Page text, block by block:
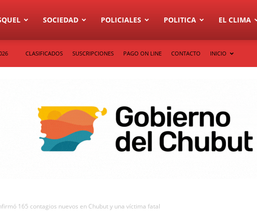
SOCIEDAD POLICIALES POLITICA EL CLIMA
CLASIFICADOS SUSCRIPCIONES PAGO ON LINE CONTACTO INICIO
165 contagios nuevos en Chubut y una víctima fatal